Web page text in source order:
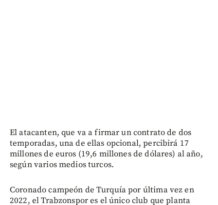
El atacanten, que va a firmar un contrato de dos
temporadas, una de ellas opcional, percibirá 17
millones de euros (19,6 millones de dólares) al año,
según varios medios turcos.
Coronado campeón de Turquía por última vez en
2022, el Trabzonspor es el único club que planta